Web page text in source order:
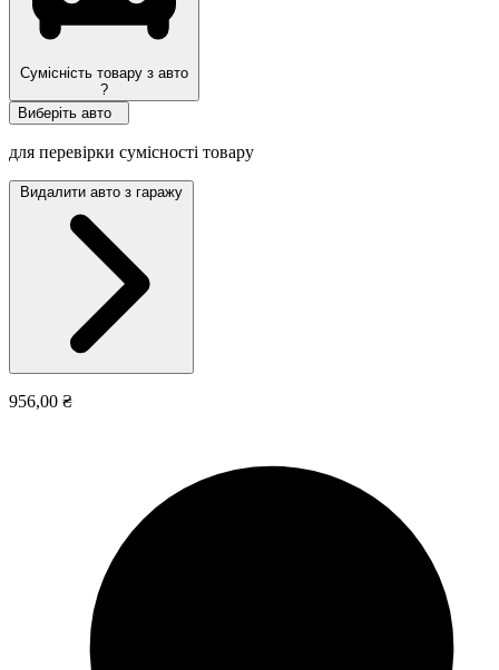
Сумісність товару з авто
?
Виберіть авто
для перевірки сумісності товару
Видалити авто з гаражу
956,00 ₴